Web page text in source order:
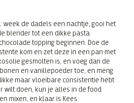
week de dadels een nachtje, gooi het
blender tot een dikke pasta.
topping beginnen. Doe de
kom en zet deze in een pan met
gesmolten is, en voeg dan de
en vanillepoeder toe, en meng
maar vloeibare consistentie hebt
wilt doen, kun je alles in de food
mixen, en klaar is Kees.